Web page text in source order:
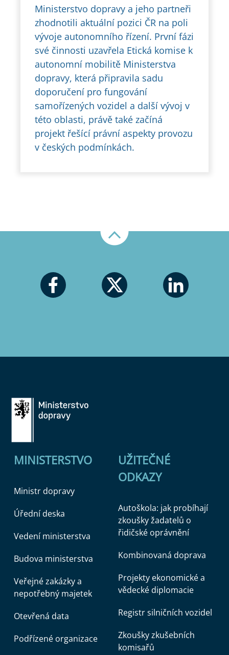
Ministerstvo dopravy a jeho partneři
zhodnotili aktuální pozici ČR na poli
vývoje autonomního řízení. První fázi
své činnosti uzavřela Etická komise k
autonomní mobilitě Ministerstva
dopravy, která připravila sadu
doporučení pro fungování
samořízených vozidel a další vývoj v
této oblasti, právě také začíná
projekt řešící právní aspekty provozu
v českých podmínkách.
MINISTERSTVO
Ministr dopravy
Úřední deska
Vedení ministerstva
Budova ministerstva
Veřejné zakázky a
nepotřebný majetek
Otevřená data
Podřízené organizace
UŽITEČNÉ
ODKAZY
Autoškola: jak probíhají
zkoušky žadatelů o
řidičské oprávnění
Kombinovaná doprava
Projekty ekonomické a
vědecké diplomacie
Registr silničních vozidel
Zkoušky zkušebních
komisařů